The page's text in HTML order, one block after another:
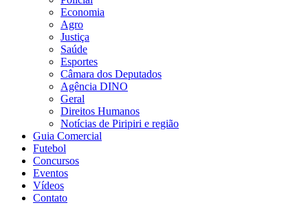
Economia
Agro
Justiça
Saúde
Esportes
Câmara dos Deputados
Agência DINO
Geral
Direitos Humanos
Notícias de Piripiri e região
Guia Comercial
Futebol
Concursos
Eventos
Vídeos
Contato